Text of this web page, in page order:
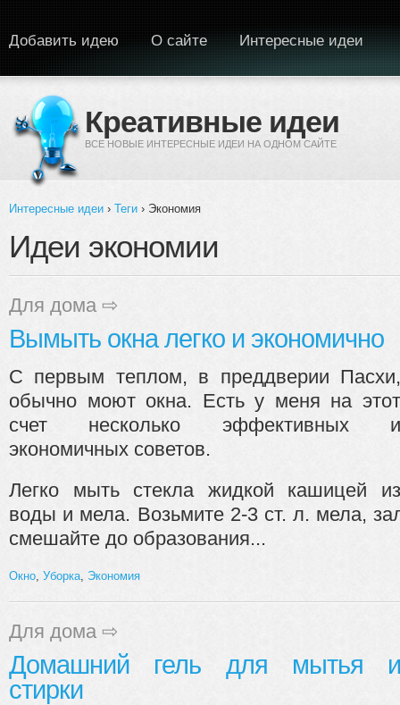
Креативные идеи
ВСЕ НОВЫЕ ИНТЕРЕСНЫЕ ИДЕИ НА ОДНОМ САЙТЕ
Добавить идею О сайте Интересные идеи
Вы здесь
Интересные идеи › Теги › Экономия
Идеи экономии
Для дома ⇨
Вымыть окна легко и экономично
С первым теплом, в преддверии Пасхи,
обычно моют окна. Есть у меня на этот
счет несколько эффективных и
экономичных советов.
Легко мыть стекла жидкой кашицей из
воды и мела. Возьмите 2-3 ст. л. мела,
смешайте до образования...
Окно Уборка Экономия
Для дома ⇨
Домашний гель для мытья и
стирки